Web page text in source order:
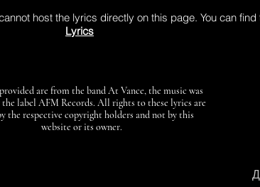
host the lyrics directly on this page. You can find
Lyrics
are from the band At Vance, the music was
the label AFM Records. All rights to these lyrics are
the respective copyright holders and not by this
website or its owner.